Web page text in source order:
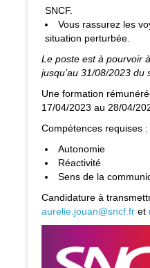
SNCF.
Vous rassurez les
situation perturbée.
Le poste est à pourvoir
jusqu’au 31/08/2023 du
Une formation
17/04/2023 au 28/04/
Compétences requises :
Autonomie
Réactivité
Sens de la
Candidature à
aurelie.jouan@sncf.fr et